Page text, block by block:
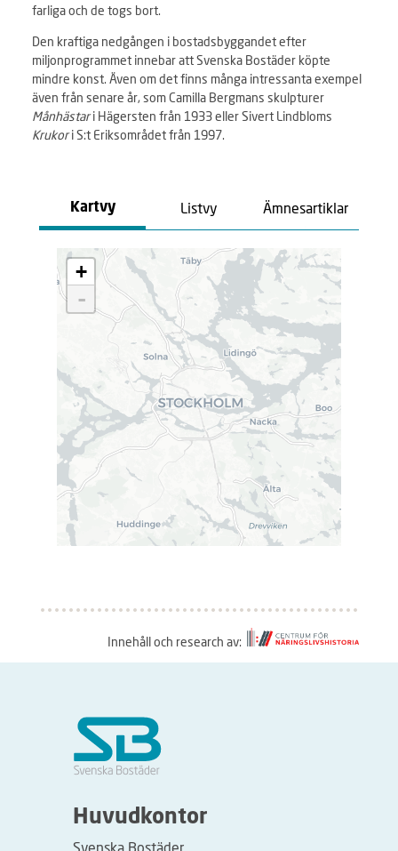
farliga och de togs bort.
Den kraftiga nedgången i bostadsbyggandet efter
miljonprogrammet innebar att Svenska Bostäder köpte
mindre konst. Även om det finns många intressanta exempel
även från senare år, som Camilla Bergmans skulpturer
Månhästari Hägersten från 1933 eller Sivert Lindbloms
Krukori S:t Eriksområdet från 1997.
Kartvy Listvy Ämnesartiklar
a
.
.
+
-
Innehåll och research av:
Huvudkontor
Svenska Bostäder